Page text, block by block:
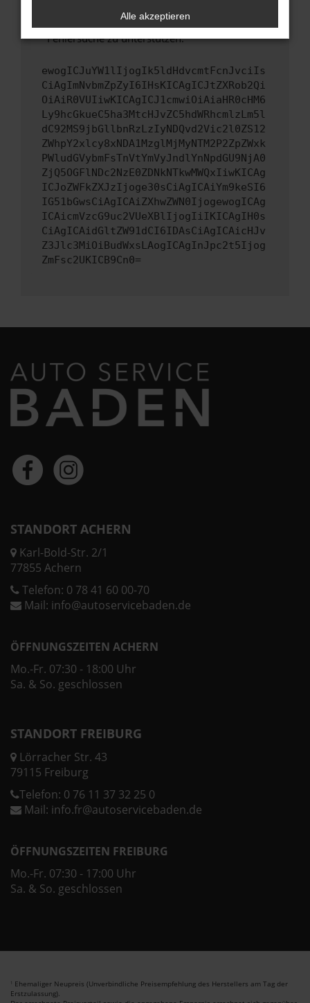
uns diesen Text schicken, um uns bei der
Fehlersuche zu unterstützen:
ewogICJuYW1lIjogIk5ldHdvcmtFcnJvciIs
CiAgImNvbmZpZyI6IHsKICAgICJtZXRob2Qi
OiAiR0VUIiwKICAgICJ1cmwiOiAiaHR0cHM6
Ly9hcGkueC5ha3MtcHJvZC5hdWRhcmlzLm5l
dC92MS9jbGllbnRzLzIyNDQvd2Vic2l0ZS12
ZWhpY2xlcy8xNDA1MzglMjMyNTM2P2ZpZWxk
PWludGVybmFsTnVtYmVyJndlYnNpdGU9NjA0
ZjQ5OGFlNDc2NzE0ZDNkNTkwMWQxIiwKICAg
ICJoZWFkZXJzIjoge30sCiAgICAiYm9keSI6
IG51bGwsCiAgICAiZXhwZWN0IjogewogICAg
ICAicmVzcG9uc2VUeXBlIjogIiIKICAgIH0s
CiAgICAidGltZW91dCI6IDAsCiAgICAicHJv
Z3Jlc3MiOiBudWxsLAogICAgInJpc2t5Ijog
ZmFsc2UKICB9Cn0=
STANDORT ACHERN
Karl-Bold-Str. 2/1
77855 Achern
Telefon: 0 78 41 60 00-70
Mail: info@autoservicebaden.de
ÖFFNUNGSZEITEN ACHERN
Mo.-Fr. 07:30 - 18:00 Uhr
Sa. & So. geschlossen
STANDORT FREIBURG
Lörracher Str. 43
79115 Freiburg
Telefon: 0 76 11 37 32 25 0
Mail: info.fr@autoservicebaden.de
ÖFFNUNGSZEITEN FREIBURG
Mo.-Fr. 07:30 - 17:00 Uhr
Sa. & So. geschlossen
1 Ehemaliger Neupreis (Unverbindliche Preisempfehlung des Herstellers am Tag der
Erstzulassung).
Alle akzeptieren